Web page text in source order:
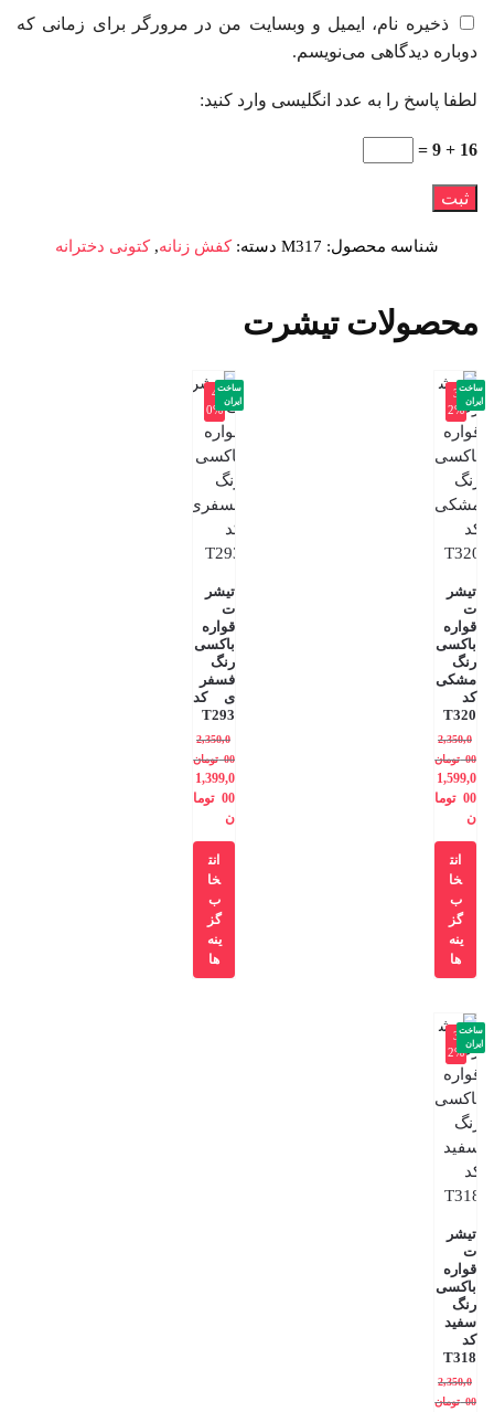
ذخیره نام، ایمیل و وبسایت من در مرورگر برای زمانی که
دوباره دیدگاهی می‌نویسم.
لطفا پاسخ را به عدد انگلیسی وارد کنید:
16 + 9 =
شناسه محصول: M317 دسته:کفش زنانه,کتونی دخترانه
محصولات تیشرت
-3
2%
تیشر
ت
قواره
باکسی
رنگ
مشکی
کد
T320
2,350,0
00 تومان
1,599,0
00 توما
ن
ساخت
ایران
انت
خا
ب
گز
ینه
ها
-4
0%
تیشر
ت
قواره
باکسی
رنگ
فسفر
ی کد
T293
2,350,0
00 تومان
1,399,0
00 توما
ن
ساخت
ایران
انت
خا
ب
گز
ینه
ها
-3
2%
تیشر
ت
قواره
باکسی
رنگ
سفید
کد
T318
2,350,0
00 تومان
ساخت
ایران